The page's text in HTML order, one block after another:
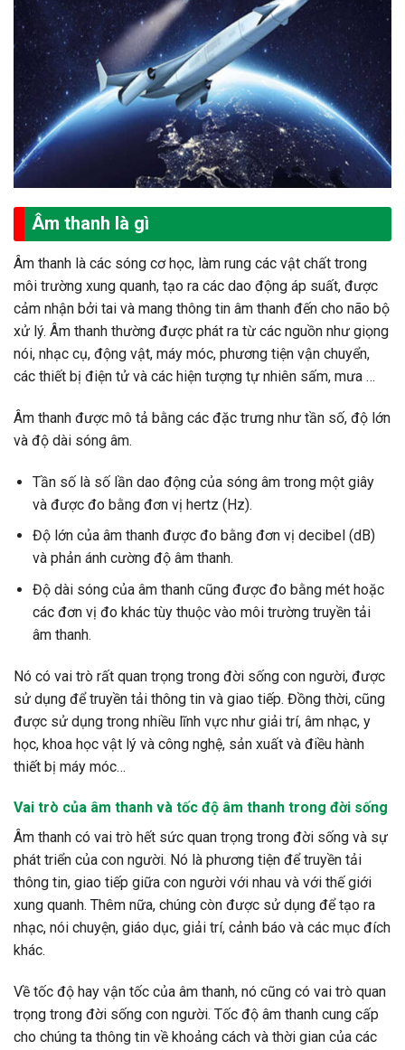
Âm thanh là gì
Âm thanh là các sóng cơ học, làm rung các vật chất trong
môi trường xung quanh, tạo ra các dao động áp suất, được
cảm nhận bởi tai và mang thông tin âm thanh đến cho não bộ
xử lý. Âm thanh thường được phát ra từ các nguồn như giọng
nói, nhạc cụ, động vật, máy móc, phương tiện vận chuyển,
các thiết bị điện tử và các hiện tượng tự nhiên sấm, mưa …
Âm thanh được mô tả bằng các đặc trưng như tần số, độ lớn
và độ dài sóng âm.
Tần số là số lần dao động của sóng âm trong một giây
và được đo bằng đơn vị hertz (Hz).
Độ lớn của âm thanh được đo bằng đơn vị decibel (dB)
và phản ánh cường độ âm thanh.
Độ dài sóng của âm thanh cũng được đo bằng mét hoặc
các đơn vị đo khác tùy thuộc vào môi trường truyền tải
âm thanh.
Nó có vai trò rất quan trọng trong đời sống con người, được
sử dụng để truyền tải thông tin và giao tiếp. Đồng thời, cũng
được sử dụng trong nhiều lĩnh vực như giải trí, âm nhạc, y
học, khoa học vật lý và công nghệ, sản xuất và điều hành
thiết bị máy móc…
Vai trò của âm thanh và tốc độ âm thanh trong đời sống
Âm thanh có vai trò hết sức quan trọng trong đời sống và sự
phát triển của con người. Nó là phương tiện để truyền tải
thông tin, giao tiếp giữa con người với nhau và với thế giới
xung quanh. Thêm nữa, chúng còn được sử dụng để tạo ra
nhạc, nói chuyện, giáo dục, giải trí, cảnh báo và các mục đích
khác.
Về tốc độ hay vận tốc của âm thanh, nó cũng có vai trò quan
trọng trong đời sống con người. Tốc độ âm thanh cung cấp
cho chúng ta thông tin về khoảng cách và thời gian của các